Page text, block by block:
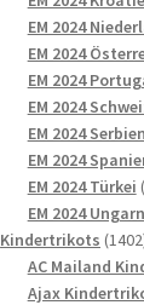
EM 2024
EM 2024
EM 2024
EM 2024
EM 2024 Serbien
EM 2024
EM 2024 Türkei
EM 2024 Ungarn
Kindertrikots 1402
AC Mailand
Ajax